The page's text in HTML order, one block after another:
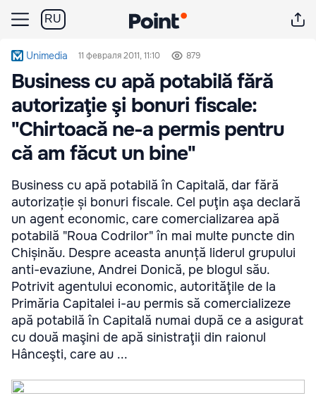
RU
Unimedia 11 февраля 2011, 11:10 879
Business cu apă potabilă fără
autorizaţie şi bonuri fiscale:
"Chirtoacă ne-a permis pentru
că am făcut un bine"
Business cu apă potabilă în Capitală, dar fără
autorizație și bonuri fiscale. Cel puţin aşa declară
un agent economic, care comercializarea apă
potabilă "Roua Codrilor" în mai multe puncte din
Chișinău. Despre aceasta anunță liderul grupului
anti-evaziune, Andrei Donică, pe blogul său.
Potrivit agentului economic, autorităţile de la
Primăria Capitalei i-au permis să comercializeze
apă potabilă în Capitală numai după ce a asigurat
cu două maşini de apă sinistraţii din raionul
Hânceşti, care au ...